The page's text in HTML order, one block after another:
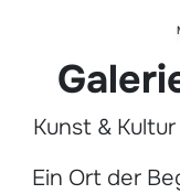
Kunst &
Ein Ort der